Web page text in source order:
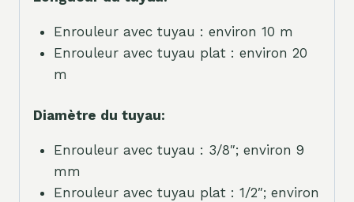
Enrouleur avec tuyau : environ 10 m
Enrouleur avec tuyau plat : environ 20
m
Diamètre du tuyau:
Enrouleur avec tuyau : 3/8″; environ 9
mm
Enrouleur avec tuyau plat : 1/2″; environ